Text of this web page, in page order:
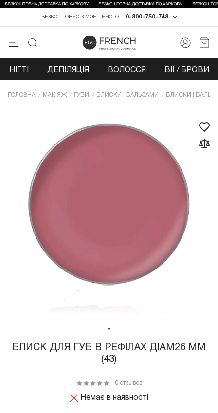
0-800-750-748
БЕЗКОШТОВНО З МОБІЛЬНОГО
НІГТІ ДЕПІЛЯЦІЯ ВОЛОССЯ ВІЇ / БРОВИ
ГОЛОВНА МАКІЯЖ ГУБИ БЛИСКИ І БАЛЬЗАМИ БЛИСКИ І
БЛИСК ДЛЯ ГУБ В РЕФІЛАХ ДІАМ26 ММ
(43)
Немає в наявності
0 отзывов